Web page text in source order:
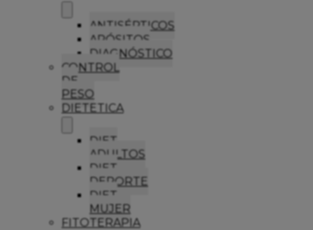
ANTISÉPTICOS
APÓSITOS
DIAGNÓSTICO
CONTROL
DE
PESO
DIETETICA
DIET
ADULTOS
DIET
DEPORTE
DIET
MUJER
FITOTERAPIA